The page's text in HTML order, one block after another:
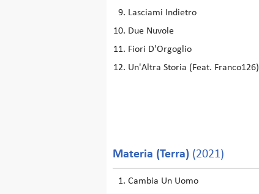
Lasciami Indietro
Due Nuvole
Fiori D'Orgoglio
Un'Altra Storia (Feat. Franco126)
Materia (Terra) (2021)
Cambia Un Uomo